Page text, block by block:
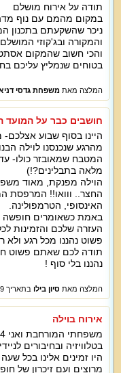
תודה על אירוח מושלם
במקום מהמם עם נוף
ניכר שהשקעתם בתכנון
והמקורה ובג'קוזי
והכי חשוב שהמקום
בטוחים שנמליץ עליכם
המלצה מאת משפחת גדסי
חושבים כבר על המועד
היינו בסוף שבוע אצלכם- משפחה של 4 זוגות וילד לחגיגת יומולדת 60
מהרגע שנכנסנו לוילה
המטבח שמאובזר כולו-
מלאה בתבלינים?!)
הוילה מפנקת, מאוד
החצר.. ווואו!! המרפסת
האינסופי, הטרמפולינה.
באמת כשאומרים חופשה
העזרה שלכם והזמינות
פשוט נהננו מכל רגע
תודה לכם שאתם פשוט
נהננו בלי סוף !
המלצה מאת סיון בילו בתאריך 15/06/2019
אירוח בוילה
בטלוויזיה ובחיבורים
היו זמינים אלינו בכל
מרוצים ועם זיכרון של